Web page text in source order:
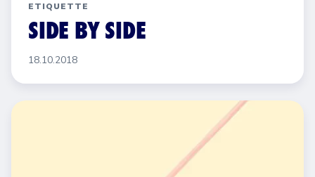
ETIQUETTE
SIDE BY SIDE
18.10.2018